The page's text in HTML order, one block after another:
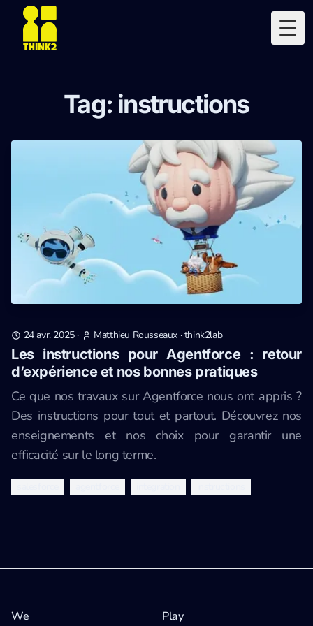
Tag: instructions
24 avr. 2025· Matthieu Rousseaux ·think2lab
Les instructions pour Agentforce : retour
d’expérience et nos bonnes pratiques
Ce que nos travaux sur Agentforce nous ont appris ?
Des instructions pour tout et partout. Découvrez nos
enseignements et nos choix pour garantir une
efficacité sur le long terme.
We Play